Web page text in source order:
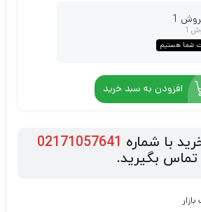
1
1
شما هستیم
افزودن به سبد خرید
با شماره 02171057641
تماس بگیرید.